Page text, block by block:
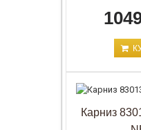
Карниз